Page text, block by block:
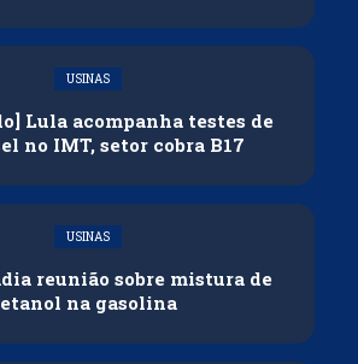
USINAS
Lula acompanha testes de
no IMT, setor cobra B17
USINAS
reunião sobre mistura de
etanol na gasolina